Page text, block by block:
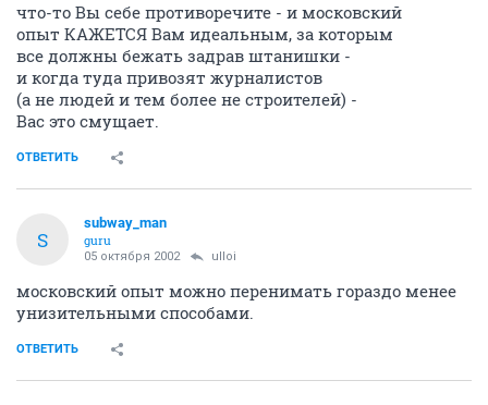
что-то Вы себе противоречите - и московский
опыт КАЖЕТСЯ Вам идеальным, за которым
все должны бежать задрав штанишки -
и когда туда привозят журналистов
(а не людей и тем более не строителей) -
Вас это смущает.
ОТВЕТИТЬ
S
subway_man
guru
05 октября 2002 ulloi
московский опыт можно перенимать гораздо менее
унизительными способами.
ОТВЕТИТЬ